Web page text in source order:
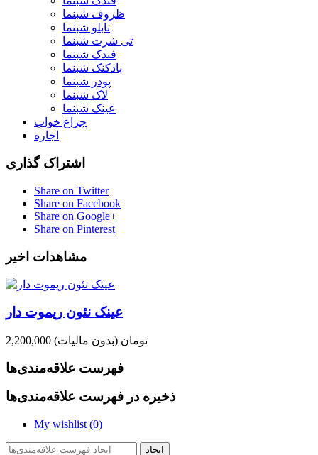
ظروف شبنما
تابلو شبنما
تی شرت شبنما
فندک شبنما
بادکنک شبنما
پودر شبنما
لاک شبنما
عینک شبنما
چراغ خواب
اجاره
اشتراک گذاری
Share on Twitter
Share on Facebook
Share on Google+
Share on Pinterest
مشاهدات اخیر
عینک نئون ریموت دار
2,200,000 تومان (بدون مالیات)
فهرست علاقه‌مندی‌ها
ذخیره در فهرست علاقه‌مندی‌ها
My wishlist (0)
ایجاد